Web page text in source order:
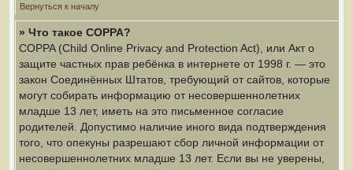
Вернуться к началу
» Что такое COPPA?
COPPA (Child Online Privacy and Protection Act), или Акт о
защите частных прав ребёнка в интернете от 1998 г. — это
закон Соединённых Штатов, требующий от сайтов, которые
могут собирать информацию от несовершеннолетних
младше 13 лет, иметь на это письменное согласие
родителей. Допустимо наличие иного вида подтверждения
того, что опекуны разрешают сбор личной информации от
несовершеннолетних младше 13 лет. Если вы не уверены,